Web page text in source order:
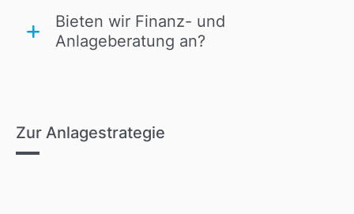
Bieten wir Finanz- und
Anlageberatung an?
Zur Anlagestrategie